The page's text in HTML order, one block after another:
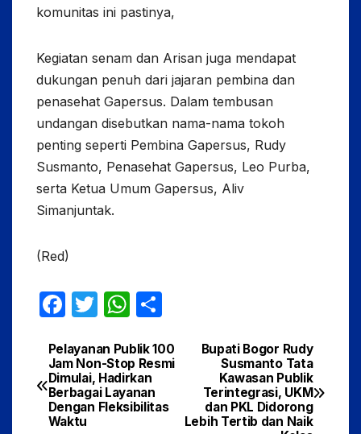
komunitas ini pastinya,
Kegiatan senam dan Arisan juga mendapat
dukungan penuh dari jajaran pembina dan
penasehat Gapersus. Dalam tembusan
undangan disebutkan nama-nama tokoh
penting seperti Pembina Gapersus, Rudy
Susmanto, Penasehat Gapersus, Leo Purba,
serta Ketua Umum Gapersus, Aliv
Simanjuntak.
(Red)
F
c
e
b
T
itt
er
W
at
s
A
ar
Navigasi
pos
Bupati Bogor Rudy
Susmanto Tata
Kawasan Publik
Terintegrasi, UKM
dan PKL Didorong
Lebih Tertib dan Naik
Pelayanan Publik 100
Jam Non-Stop Resmi
Dimulai, Hadirkan
Berbagai Layanan
Dengan Fleksibilitas
Waktu